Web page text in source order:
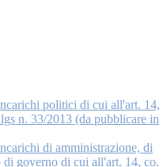
politici di cui all'art. 14,
n. 33/2013 (da pubblicare in
di amministrazione, di
di governo di cui all'art. 14, co.